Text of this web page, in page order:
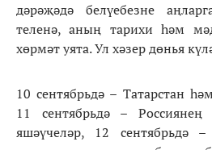
дәрәҗәдә белүебезне
теленә, аның тарихи һәм
хөрмәт уята. Ул хәзер дөнья
10 сентябрьдә – Татарстан
11 сентябрьдә – Россиянең
яшәүчеләр, 12 сентябрьдә